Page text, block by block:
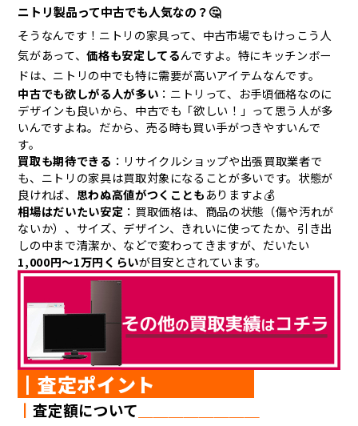
ニトリ製品って中古でも人気なの？🤔
そうなんです！ニトリの家具って、中古市場でもけっこう人
気があって、価格も安定してるんですよ。特にキッチンボー
ドは、ニトリの中でも特に需要が高いアイテムなんです。
中古でも欲しがる人が多い ：ニトリって、お手頃価格なのに
デザインも良いから、中古でも「欲しい！」って思う人が多
いんですよね。だから、売る時も買い手がつきやすいんで
す。
買取も期待できる ：リサイクルショップや出張買取業者で
も、ニトリの家具は買取対象になることが多いです。状態が
良ければ、 思わぬ高値がつくこともありますよ💰
相場はだいたい安定 ：買取価格は、商品の状態（傷や汚れが
ないか）、サイズ、デザイン、きれいに使ってたか、引き出
しの中まで清潔か、などで変わってきますが、だいたい
1,000円〜1万円くらいが目安とされています。
┃査定ポイント
┃査定額について